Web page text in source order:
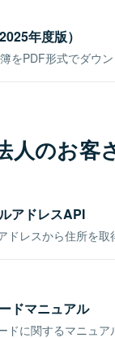
年度版）
をPDF形式でダウン
人のお客
アドレスAPI
ドレスから住所を取
ドマニュアル
ドに関するマニュア